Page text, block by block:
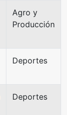
Agro y
Producción
Deportes
Deportes